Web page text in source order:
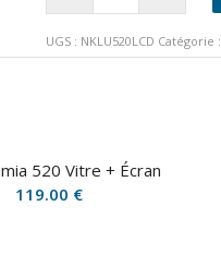
UGS : NKLU520LCD Catégorie :
520 Vitre + Écran
119.00 €